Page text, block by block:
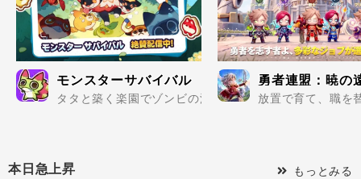
モンスターサバイバル
タタと築く楽園でゾンビの波を迎え撃て..
勇者連盟：暁の
放置で育て、職を
本日急上昇 もっとみる